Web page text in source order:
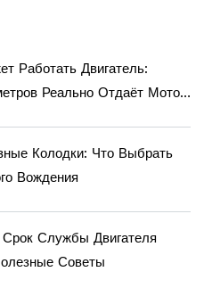
Работать Двигатель:
Реально Отдаёт Мотор
Колодки: Что Выбрать
Вождения
Срок Службы Двигателя
Советы